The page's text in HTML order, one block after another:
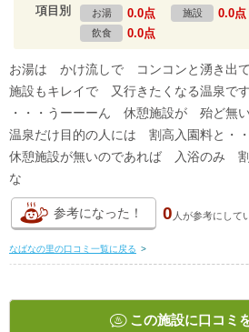
項目別 お湯 0.0点 施設 0.0点
飲食 0.0点
お湯は かけ流しで コンコンと湧き出
施設もキレイで 又行きたくなる温泉で
・・・うーーーん 休憩施設が 殆ど無
温泉だけ目的の人には 割高入園料と・・
休憩施設が無いのであれば 入浴のみ
な
参考になった！ 0 人が参考にして
なばなの里の口コミ一覧に戻る >
この施設に口コミ